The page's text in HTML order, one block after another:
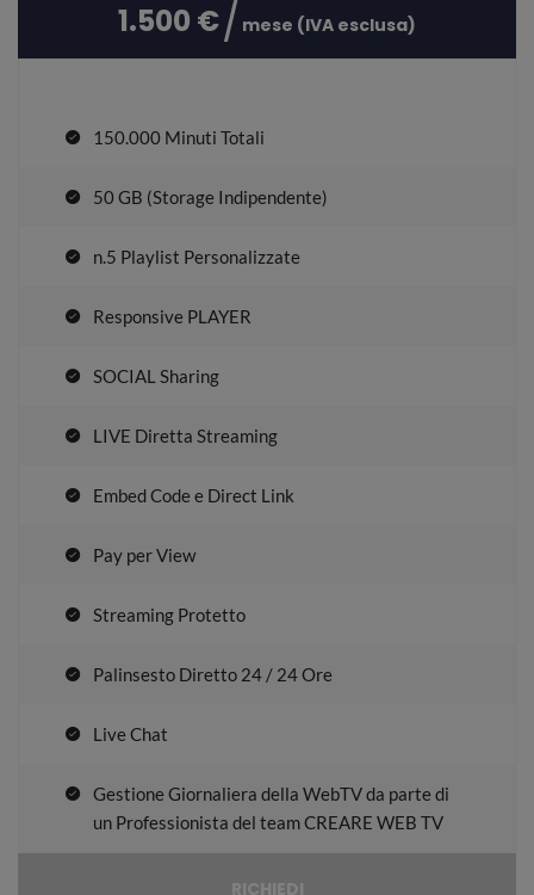
1.500 € mese (IVA esclusa)
150.000 Minuti Totali
50 GB (Storage Indipendente)
n.5 Playlist Personalizzate
Responsive PLAYER
SOCIAL Sharing
LIVE Diretta Streaming
Embed Code e Direct Link
Pay per View
Streaming Protetto
Palinsesto Diretto 24 / 24 Ore
Live Chat
Gestione Giornaliera della WebTV da parte di
un Professionista del team CREARE WEB TV
RICHIEDI